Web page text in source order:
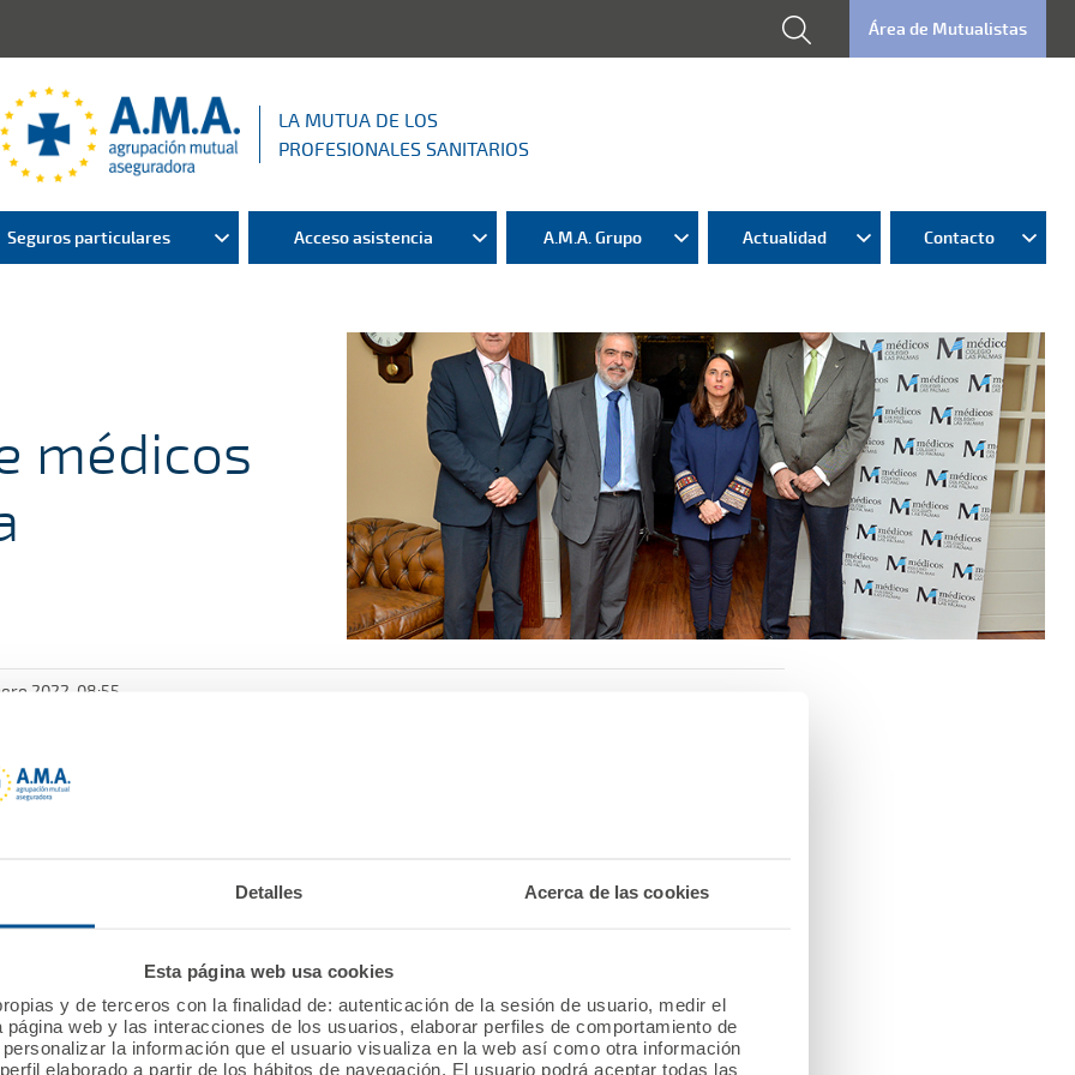
Detalles Acerca de las cookies
Esta página web usa cookies
y de terceros con la finalidad de: autenticación de la sesión de usuario, medir el
web y las interacciones de los usuarios, elaborar perfiles de comportamiento de
la información que el usuario visualiza en la web así como otra información
elaborado a partir de los hábitos de navegación. El usuario podrá aceptar todas las
Área de Mutualistas
LA MUTUA DE LOS
PROFESIONALES SANITARIOS
Seguros particulares Acceso asistencia A.M.A. Grupo Actualidad Contacto
médicos
2022, 08:55
Las Palmas ha firmado una una póliza colectiva de Vida
póliza colectiva de Vida con el Colegio Oficial de Médicos de Las Palmas. El
Las Palmas, fue rubricada por la Directora General adjunta de A.M.A., Raquel
Colegio de Médicos de Gran Canaria, Pedro Cabrera,